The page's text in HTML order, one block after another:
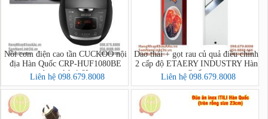
Nồi cơm điện cao tần CUCKOO nội
địa Hàn Quốc CRP-HUF1080BE
dung tích 1,8L
Liên hệ 098.679.8008
Dao thái + gọt rau củ quả điều chỉnh
2 cấp độ ETAERY INDUSTRY Hàn
Quốc
Liên hệ 098.679.8008